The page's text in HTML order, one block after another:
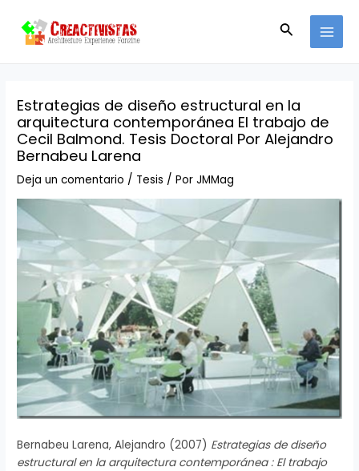
contenido
Buscar
Estrategias de diseño estructural en la
arquitectura contemporánea El trabajo de
Cecil Balmond. Tesis Doctoral Por Alejandro
Bernabeu Larena
Deja un comentario / Tesis / PorJMMag
Bernabeu Larena, Alejandro (2007) Estrategias de diseño
estructural en la arquitectura contemporánea : El trabajo
de
entradas